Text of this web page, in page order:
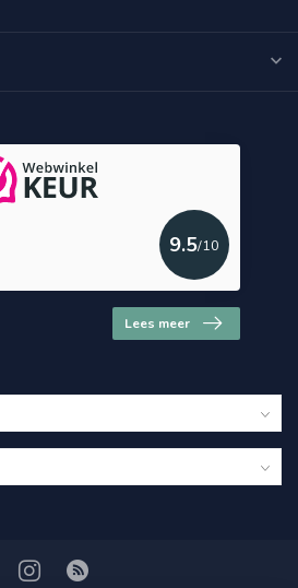
9.5/10
Lees meer